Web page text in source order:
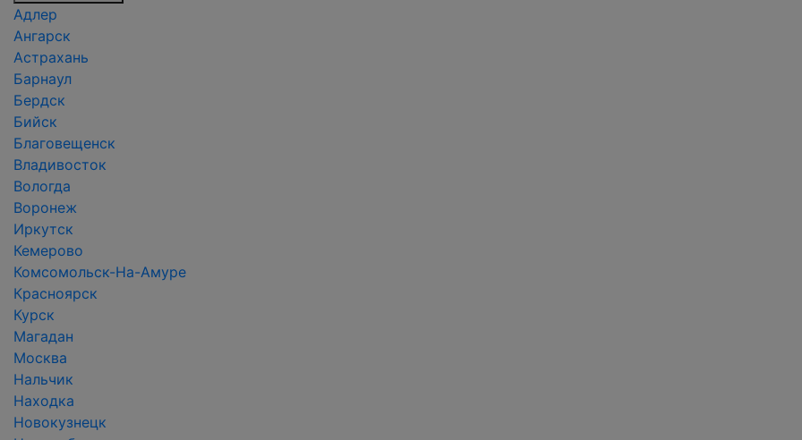
Адлер
Ангарск
Астрахань
Барнаул
Бердск
Бийск
Благовещенск
Владивосток
Вологда
Воронеж
Иркутск
Кемерово
Комсомольск-На-Амуре
Красноярск
Курск
Магадан
Москва
Нальчик
Находка
Новокузнецк